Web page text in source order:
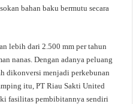
bahan baku bermutu secara
lebih dari 2.500 mm per tahun
nanas. Dengan adanya peluang
dikonversi menjadi perkebunan
itu, PT Riau Sakti United
fasilitas pembibitannya sendiri